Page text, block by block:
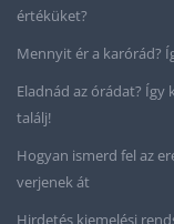
értéküket?
Mennyit ér a karórád?
Eladnád az órádat?
találj!
Hogyan ismerd fel az
verjenek át
Hirdetés kiemelési